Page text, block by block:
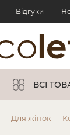
Відгуки
ВСІ
Для жінок